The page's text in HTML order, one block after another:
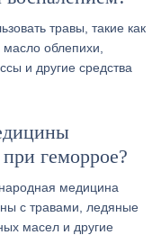
травы, такие как
облепихи,
и другие средства
геморрое?
медицина
с травами, ледяные
масел и другие